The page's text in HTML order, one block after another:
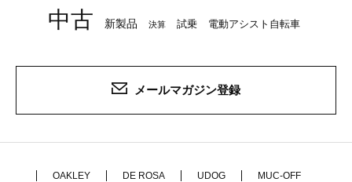
中古
新製品 決算 試乗 電動アシスト自転車
メールマガジン登録
OAKLEY DE ROSA UDOG
MUC-OFF